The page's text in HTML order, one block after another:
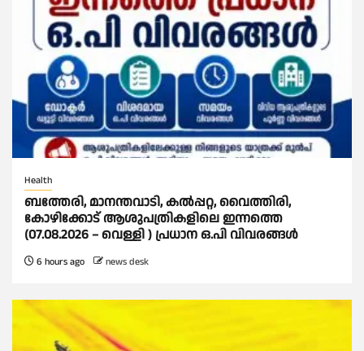
Health
ബത്തേരി, മാനന്തവാടി, കൽപ്പറ്റ, വൈത്തിരി,
കോഴിക്കോട് ആശുപത്രികളിലെ ഇന്നത്തെ
(07.08.2026 – വെള്ളി ) പ്രധാന ഒ.പി വിവരങ്ങൾ
6 hours ago news desk